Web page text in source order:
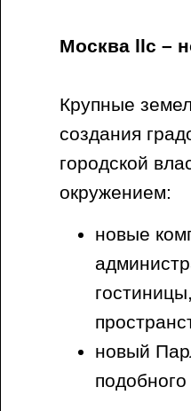
Москва llc –
Крупные
создания
городской
окружением:
новые
новый